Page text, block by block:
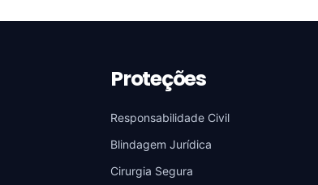
Proteções
Responsabilidade Civil
Blindagem Jurídica
Cirurgia Segura